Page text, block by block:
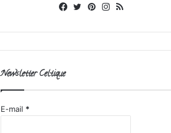
Facebook
X PinterestInstagram
Newsletter Celtique
E-mail *